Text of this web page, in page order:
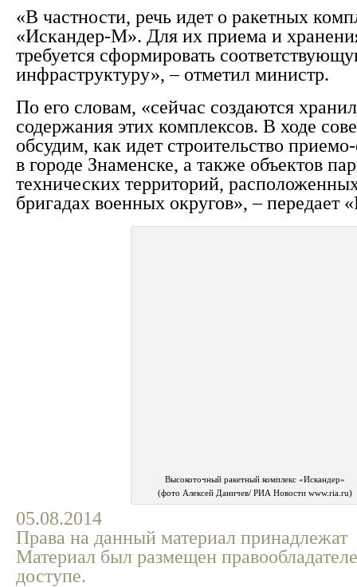
«В частности, речь идет о ракетных
«Искандер-М». Для их приема и
требуется сформировать
инфраструктуру», – отметил министр.
По его словам, «сейчас создаются
содержания этих комплексов. В ходе
обсудим, как идет строительство
в городе Знаменске, а также объектов
технических территорий,
бригадах военных округов», – передает
Высокоточный ракетный комплекс «Искандер»
(фото Алексей Даничев/ РИА Новости www.ria.ru)
05.08.2014
Права на данный материал принадлежат
Материал был размещен
доступе.